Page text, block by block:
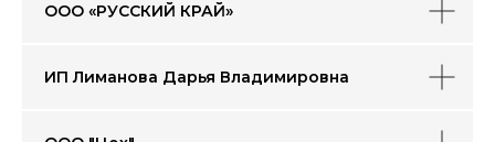
ООО «РУССКИЙ КРАЙ»
ИП Лиманова Дарья Владимировна